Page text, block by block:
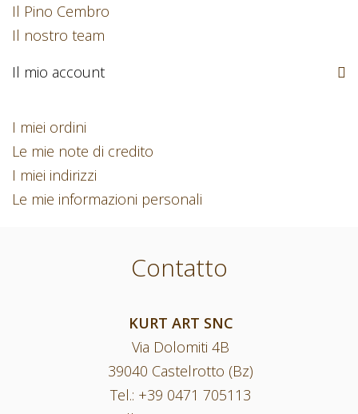
Il Pino Cembro
Il nostro team
Il mio account
I miei ordini
Le mie note di credito
I miei indirizzi
Le mie informazioni personali
Contatto
KURT ART SNC
Via Dolomiti 4B
39040 Castelrotto (Bz)
Tel.: +39 0471 705113